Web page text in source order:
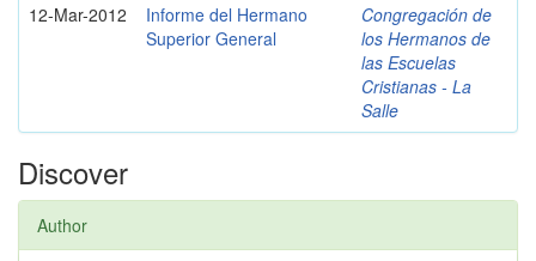
12-Mar-2012
Informe del Hermano
Superior General
Congregación de
los Hermanos de
las Escuelas
Cristianas - La
Salle
Discover
Author